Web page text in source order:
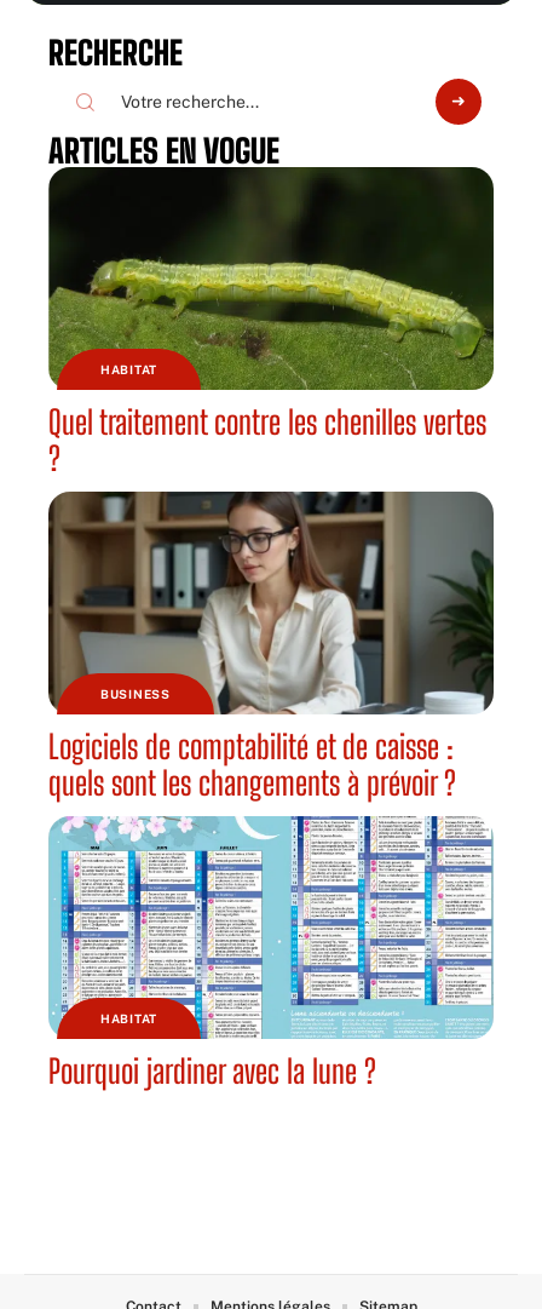
RECHERCHE
ARTICLES EN VOGUE
HABITAT
Quel traitement contre les chenilles vertes
?
BUSINESS
Logiciels de comptabilité et de caisse :
quels sont les changements à prévoir ?
HABITAT
Pourquoi jardiner avec la lune ?